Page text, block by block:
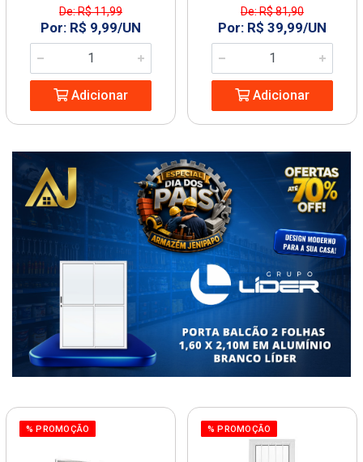
De: R$ 11,99
Por: R$ 9,99/UN
Adicionar
De: R$ 81,90
Por: R$ 39,99/UN
Adicionar
% PROMOÇÃO % PROMOÇÃO